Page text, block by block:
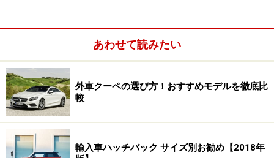
あわせて読みたい
外車クーペの選び方！おすすめモデルを徹底比
較
輸入車ハッチバック サイズ別お勧め【2018年